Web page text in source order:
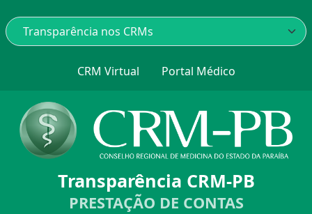
CRM Virtual Portal Médico
Transparência CRM-PB
PRESTAÇÃO DE CONTAS